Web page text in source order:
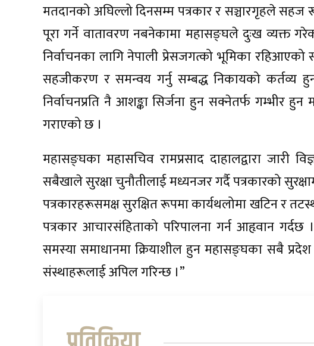
मतदानको अघिल्लो दिनसम्म पत्रकार र सञ्चारगृहले सहज
पूरा गर्ने वातावरण नबनेकामा महासङ्घले दुःख व्यक्त
निर्वाचनका लागि नेपाली प्रेसजगत्को भूमिका रहिआएको
सहजीकरण र समन्वय गर्नु सम्बद्ध निकायको
निर्वाचनप्रति नै आशङ्का सिर्जना हुन सक्नेतर्फ गम्भीर
गराएको छ ।
महासङ्घका महासचिव रामप्रसाद दाहालद्वारा जारी
सबैखाले सुरक्षा चुनौतीलाई मध्यनजर गर्दै पत्रकारको
पत्रकारहरूसमक्ष सुरक्षित रूपमा कार्यथलोमा खटिन र
पत्रकार आचारसंहिताको परिपालना गर्न आहृवान
समस्या समाधानमा क्रियाशील हुन महासङ्घका सबै
संस्थाहरूलाई अपिल गरिन्छ ।”